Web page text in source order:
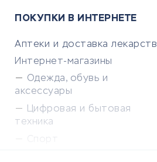
ПОКУПКИ В ИНТЕРНЕТЕ
Аптеки и доставка лекарств
Интернет-магазины
Одежда, обувь и
аксессуары
Цифровая и бытовая
техника